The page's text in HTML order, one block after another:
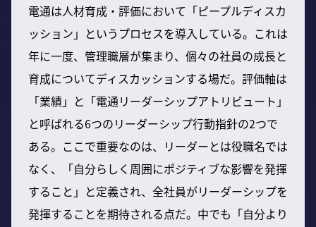
電通は人材育成・評価において「ピープルディスカ
ッション」というプロセスを導入している。これは
年に一度、管理職層が集まり、個々の社員の成長と
育成についてディスカッションする場だ。評価軸は
「業績」と「電通リーダーシップアトリビュート」
と呼ばれる6つのリーダーシップ行動指針の2つで
ある。ここで重要なのは、リーダーとは役職名では
なく、「自分らしく周囲にポジティブな影響を発揮
すること」と定義され、全社員がリーダーシップを
発揮することを期待される点だ。中でも「自分より